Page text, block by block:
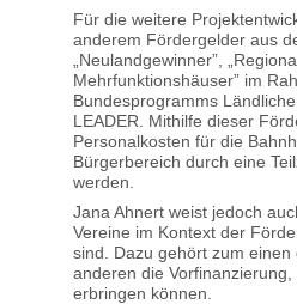
Für die weitere
anderem Fördergelder aus
„Neulandgewinner”,
Mehrfunktionshäuser” im
Bundesprogramms
LEADER. Mithilfe dieser
Personalkosten für die
Bürgerbereich durch eine
werden.
Jana Ahnert weist jedoch
Vereine im Kontext der
sind. Dazu gehört zum einen
anderen die
erbringen können.